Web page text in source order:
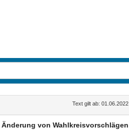
Text gilt ab: 01.06.2022
Änderung von Wahlkreisvorschlägen